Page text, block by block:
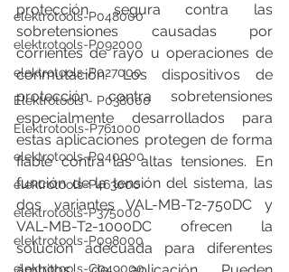
elektrotools-P048000
elektrotools-P092000
elektrotools-P027000
Elektrotools - P038000
Elektrotools-P761000
elektrotools-P040000
elektrotools-P463000
elektrotools-P375000
elektrotools-P098000
elektrotools-C049000
protección segura contra las
sobretensiones causadas por
corrientes de rayo u operaciones de
conmutación. Los dispositivos de
protección contra sobretensiones
especialmente desarrollados para
estas aplicaciones protegen de forma
fiable contra las altas tensiones. En
función de la tensión del sistema, las
dos variantes VAL-MB-T2-750DC y
VAL-MB-T2-1000DC ofrecen la
solución adecuada para diferentes